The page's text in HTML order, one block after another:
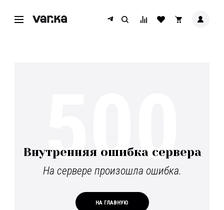
Внутренняя ошибка сервера
На сервере произошла ошибка.
НА ГЛАВНУЮ
500